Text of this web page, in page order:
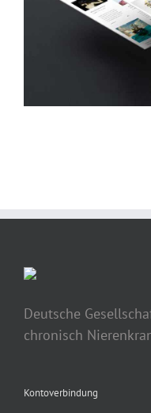
Deutsche
chronisch
Kontoverbindung